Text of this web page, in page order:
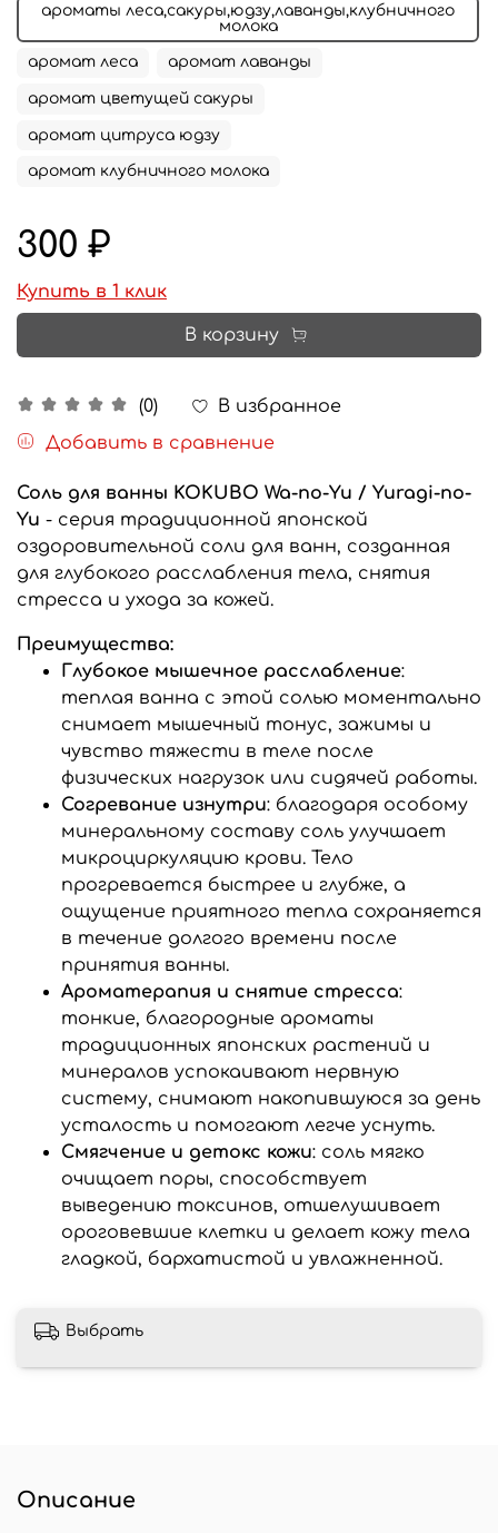
(0)
В избранное
Добавить в сравнение
ароматы леса,сакуры,юдзу,лаванды,клубничного
молока
аромат леса аромат лаванды
аромат цветущей сакуры
аромат цитруса юдзу
аромат клубничного молока
300 ₽
Купить в 1 клик
В корзину
Соль для ванны KOKUBO Wa-no-Yu / Yuragi-no-
Yu - серия традиционной японской
оздоровительной соли для ванн, созданная
для глубокого расслабления тела, снятия
стресса и ухода за кожей.
Преимущества:
Глубокое мышечное расслабление:
теплая ванна с этой солью моментально
снимает мышечный тонус, зажимы и
чувство тяжести в теле после
физических нагрузок или сидячей работы.
Согревание изнутри: благодаря особому
минеральному составу соль улучшает
микроциркуляцию крови. Тело
прогревается быстрее и глубже, а
ощущение приятного тепла сохраняется
в течение долгого времени после
принятия ванны.
Ароматерапия и снятие стресса:
тонкие, благородные ароматы
традиционных японских растений и
минералов успокаивают нервную
систему, снимают накопившуюся за день
усталость и помогают легче уснуть.
Смягчение и детокс кожи: соль мягко
очищает поры, способствует
выведению токсинов, отшелушивает
ороговевшие клетки и делает кожу тела
гладкой, бархатистой и увлажненной.
Выбрать
Описание